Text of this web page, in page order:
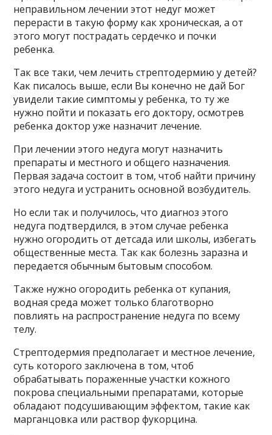
неправильном лечении этот недуг может
перерасти в такую форму как хроническая, а от
этого могут пострадать сердечко и почки
ребенка.
Так все таки, чем лечить стрептодермию у детей?
Как писалось выше, если Вы конечно не дай Бог
увидели такие симптомы у ребенка, то ту же
нужно пойти и показать его доктору, осмотрев
ребенка доктор уже назначит лечение.
При лечении этого недуга могут назначить
препараты и местного и общего назначения.
Первая задача состоит в том, чтоб найти причину
этого недуга и устранить основной возбудитель.
Но если так и получилось, что диагноз этого
недуга подтвердился, в этом случае ребенка
нужно огородить от детсада или школы, избегать
общественные места. Так как болезнь заразна и
передается обычным бытовым способом.
Также нужно огородить ребенка от купания,
водная среда может только благотворно
повлиять на распространение недуга по всему
телу.
Стрептодермия предполагает и местное лечение,
суть которого заключена в том, чтоб
обрабатывать пораженные участки кожного
покрова специальными препаратами, которые
обладают подсушивающим эффектом, такие как
марганцовка или раствор фукорцина.